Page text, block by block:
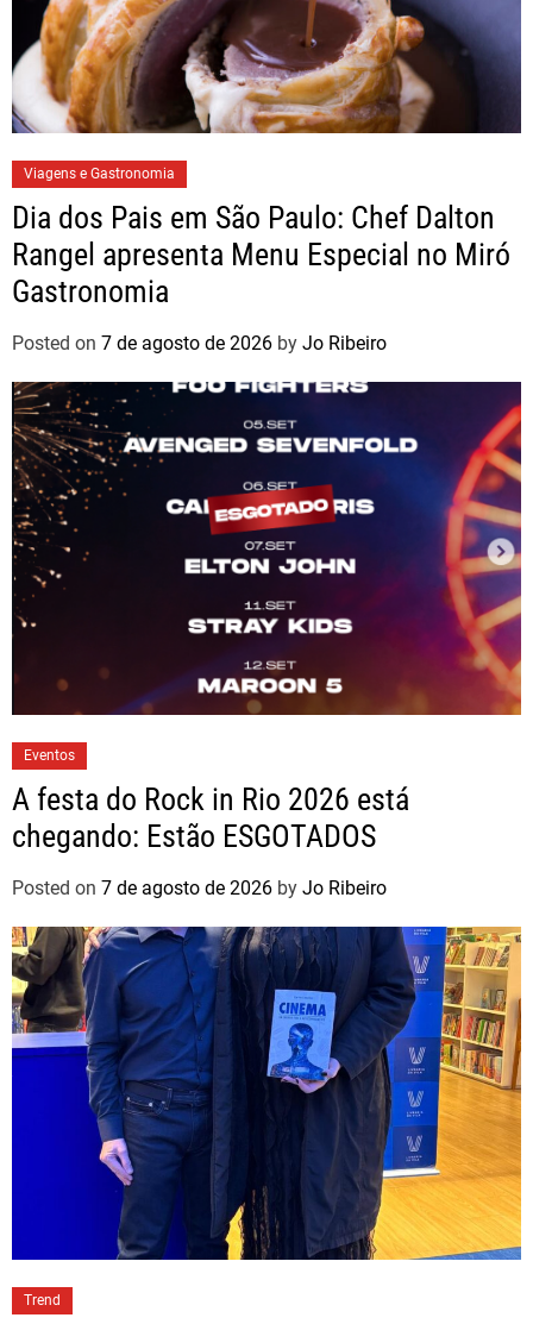
Viagens e Gastronomia
Dia dos Pais em São Paulo: Chef Dalton
Rangel apresenta Menu Especial no Miró
Gastronomia
Posted on 7 de agosto de 2026 by Jo Ribeiro
Eventos
A festa do Rock in Rio 2026 está
chegando: Estão ESGOTADOS
Posted on 7 de agosto de 2026 by Jo Ribeiro
Trend